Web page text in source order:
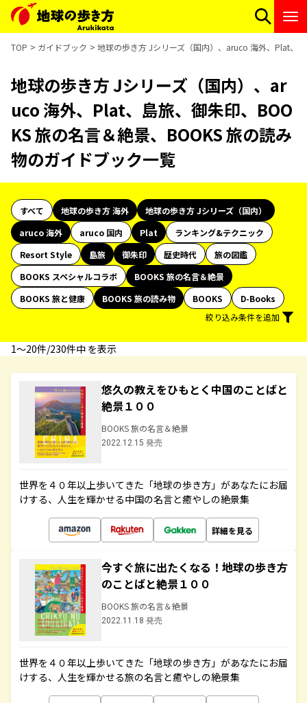
TOP ガイドブック 地球の歩き方 Jシリーズ（国内）、aruco 海外、Plat、
地球の歩き方 Jシリーズ（国内）、ar
uco 海外、Plat、島旅、御朱印、BOO
KS 旅の名言＆絶景、BOOKS 旅の読み
物のガイドブック一覧
すべて 地球の歩き方 海外
地球の歩き方 Jシリーズ（国内）
aruco 海外
aruco 国内 Plat
ランキング&テクニック
Resort Style
島旅 御朱印 歴史時代
旅の図鑑
BOOKS スペシャルコラボ
BOOKS 旅の名言＆絶景
BOOKS 旅と健康
BOOKS 旅の読み物 BOOKS
D-Books
絞り込み条件を追加
1〜20件/230件中 を表示
悠久の教えをひもとく中国のことばと
絶景１００
BOOKS 旅の名言＆絶景
2022.12.15 発売
世界を４０年以上歩いてきた「地球の歩き方」があなたにお届
けする、人生を輝かせる中国の名言と癒やしの絶景集
詳細を見る
今すぐ旅に出たくなる！地球の歩き方
のことばと絶景１００
BOOKS 旅の名言＆絶景
2022.11.18 発売
世界を４０年以上歩いてきた「地球の歩き方」があなたにお届
けする、人生を輝かせる旅の名言と癒やしの絶景集